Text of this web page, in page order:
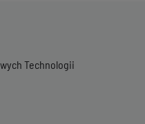
Technologii